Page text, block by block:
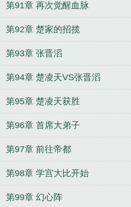
第91章 再次觉醒血脉
第92章 楚家的招揽
第93章 张晋滔
第94章 楚凌天VS张晋滔
第95章 楚凌天获胜
第96章 首席大弟子
第97章 前往帝都
第98章 学宫大比开始
第99章 幻心阵